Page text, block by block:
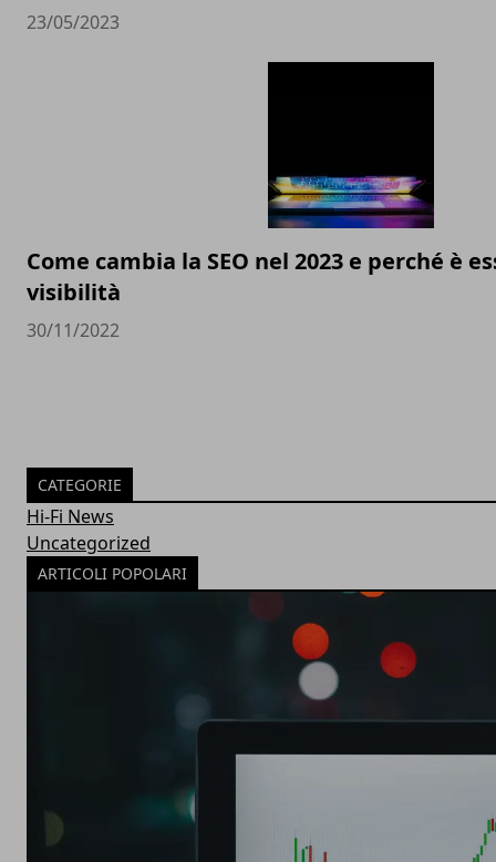
23/05/2023
Come cambia la SEO nel 2023 e perché è
visibilità
30/11/2022
CATEGORIE
Hi-Fi News
Uncategorized
ARTICOLI POPOLARI